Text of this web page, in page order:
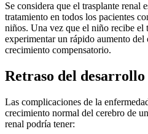
Se considera que el trasplante renal
tratamiento en todos los pacientes
niños. Una vez que el niño recibe el
experimentar un rápido aumento
crecimiento compensatorio.
Retraso del desarrollo
Las complicaciones de la
crecimiento normal del cerebro de
renal podría tener: